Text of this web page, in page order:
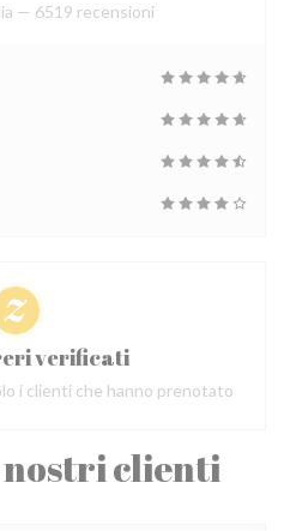
clienti
— 6519 recensioni
verificati
i clienti che hanno prenotato